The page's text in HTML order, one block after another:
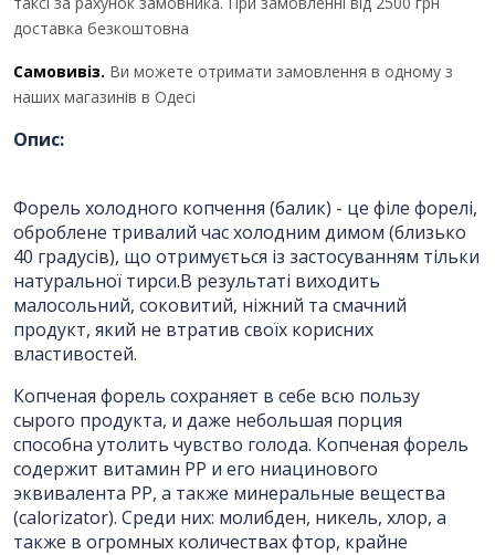
доставка безкоштовна
Самовивіз. Ви можете отримати замовлення в одному з
наших магазинів в Одесі
Опис:
Форель холодного копчення (балик) - це філе форелі,
оброблене тривалий час холодним димом (близько
40 градусів), що отримується із застосуванням тільки
натуральної тирси.В результаті виходить
малосольний, соковитий, ніжний та смачний
продукт, який не втратив своїх корисних
властивостей.
Копченая форель сохраняет в себе всю пользу
сырого продукта, и даже небольшая порция
способна утолить чувство голода. Копченая форель
содержит витамин PP и его ниацинового
эквивалента PP, а также минеральные вещества
(calorizator). Среди них: молибден, никель, хлор, а
также в огромных количествах фтор, крайне
Отримати комерційну
пропозицію
Ім'я повинно бути від 3 до 25
символів!
Email:
Номер телефону*:
Повідомлення*: